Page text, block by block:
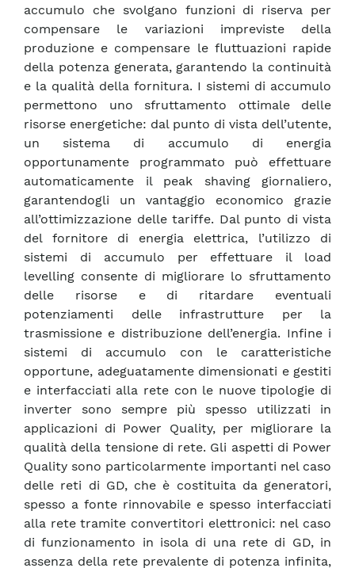
accumulo che svolgano funzioni di riserva per
compensare le variazioni impreviste della
produzione e compensare le fluttuazioni rapide
della potenza generata, garantendo la continuità
e la qualità della fornitura. I sistemi di accumulo
permettono uno sfruttamento ottimale delle
risorse energetiche: dal punto di vista dell’utente,
un sistema di accumulo di energia
opportunamente programmato può effettuare
automaticamente il peak shaving giornaliero,
garantendogli un vantaggio economico grazie
all’ottimizzazione delle tariffe. Dal punto di vista
del fornitore di energia elettrica, l’utilizzo di
sistemi di accumulo per effettuare il load
levelling consente di migliorare lo sfruttamento
delle risorse e di ritardare eventuali
potenziamenti delle infrastrutture per la
trasmissione e distribuzione dell’energia. Infine i
sistemi di accumulo con le caratteristiche
opportune, adeguatamente dimensionati e gestiti
e interfacciati alla rete con le nuove tipologie di
inverter sono sempre più spesso utilizzati in
applicazioni di Power Quality, per migliorare la
qualità della tensione di rete. Gli aspetti di Power
Quality sono particolarmente importanti nel caso
delle reti di GD, che è costituita da generatori,
spesso a fonte rinnovabile e spesso interfacciati
alla rete tramite convertitori elettronici: nel caso
di funzionamento in isola di una rete di GD, in
assenza della rete prevalente di potenza infinita,